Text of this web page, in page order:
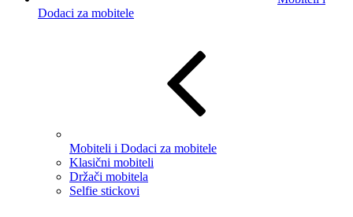
Dodaci za mobitele
Mobiteli i Dodaci za mobitele
Klasični mobiteli
Držači mobitela
Selfie stickovi